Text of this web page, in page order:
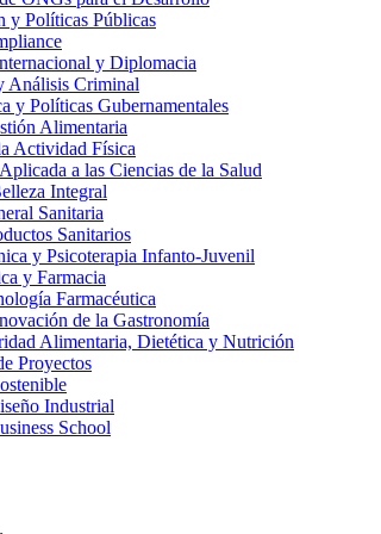
y Políticas Públicas
y Diplomacia
Análisis Criminal
y Políticas Gubernamentales
Alimentaria
Actividad Física
a las Ciencias de la Salud
Integral
Sanitaria
Sanitarios
y Psicoterapia Infanto-Juvenil
y Farmacia
Farmacéutica
de la Gastronomía
Alimentaria, Dietética y Nutrición
Proyectos
Industrial